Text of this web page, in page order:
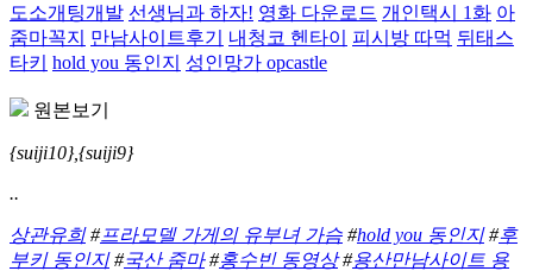
도소개팅개발 선생님과 하자! 영화 다운로드 개인택시 1화 아
줌마꼭지
만남사이트후기 내청코 헨타이 피시방 따먹 뒤태스
타키
hold you 동인지 성인망가 opcastle
원본보기
{suiji10},{suiji9}
..
상관유희#프라모델 가게의 유부녀 가슴 #hold you 동인지#후
부키 동인지#국산 줌마#홍수빈 동영상#용산만남사이트 용